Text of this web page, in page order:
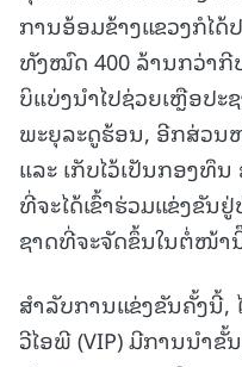
ການອ້ອມຂ້າງແຂວງກໍໄດ້
ທັງໝົດ 400 ລ້ານກວ່າກີ
ບິແບ່ງນໍາໄປຊ່ວຍເຫຼືອປ
ພະຍຸລະດູຮ້ອນ, ອີກສ່ວນ
ແລະ ເກັບໄວ້ເປັນກອງທຶ
ທີ່ຈະໄດ້ເຂົ້າຮ່ວມແຂ່ງຂັນ
ຊາດທີ່ຈະຈັດຂຶ້ນໃນຕໍ່ໜ້າ
ສໍາລັບການແຂ່ງຂັນຄັ້ງນີ້,
ວີໄອພີ (VIP) ມີການນໍາຂັ້